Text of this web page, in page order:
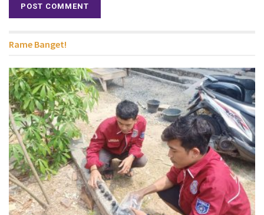
Rame Banget!